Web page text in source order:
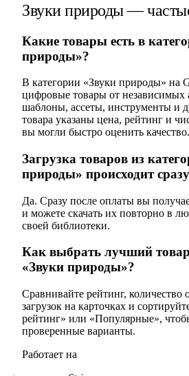
Звуки природы —
Какие товары есть в
природы»?
В категории «Звуки природы» на
цифровые товары от
шаблоны, ассеты, инструменты и
товара указаны цена, рейтинг и
вы могли быстро оценить качество.
Загрузка товаров из
природы» происходит
Да. Сразу после оплаты вы
и можете скачать их повторно в
своей библиотеки.
Как выбрать лучший
«Звуки природы»?
Сравнивайте рейтинг, количество
загрузок на карточках и
рейтинг» или «Популярные»,
проверенные варианты.
Работает на